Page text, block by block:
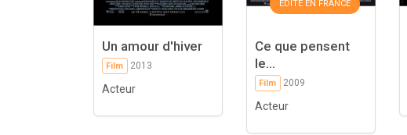
Un amour d'hiver
Film 2013
Acteur
EDITÉ EN FRANCE
Ce que pensent
le...
Film 2009
Acteur